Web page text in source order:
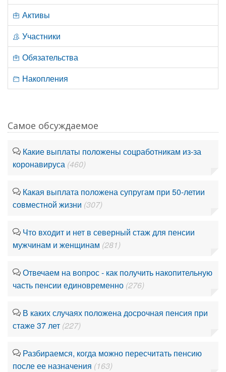
Активы
Участники
Обязательства
Накопления
Самое обсуждаемое
Какие выплаты положены соцработникам из-за
коронавируса (460)
Какая выплата положена супругам при 50-летии
совместной жизни (307)
Что входит и нет в северный стаж для пенсии
мужчинам и женщинам (281)
Отвечаем на вопрос - как получить накопительную
часть пенсии единовременно (276)
В каких случаях положена досрочная пенсия при
стаже 37 лет (227)
Разбираемся, когда можно пересчитать пенсию
после ее назначения (163)